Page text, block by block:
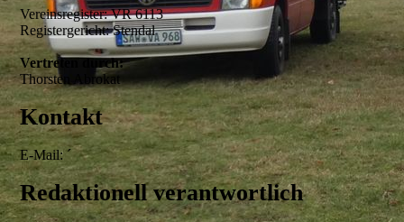
Vereinsregister: VR 6113
Registergericht: Stendal
Vertreten durch:
Thorsten Abrokat
Kontakt
E-Mail: ´
Redaktionell verantwortlich